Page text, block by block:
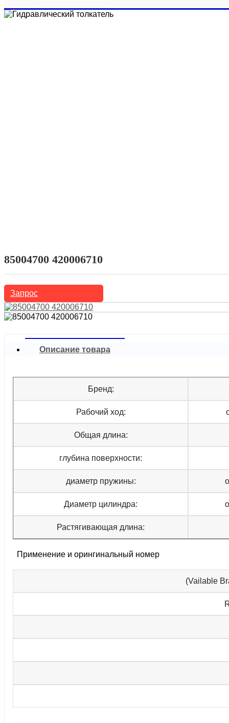
85004700 420006710
Запрос
Описание товара
Бренд:
Рабочий ход:
Общая длина:
глубина поверхности:
диаметр пружины:
Диаметр цилиндра:
Растягивающая длина:
Применение и орингинальный номер
(Vailable